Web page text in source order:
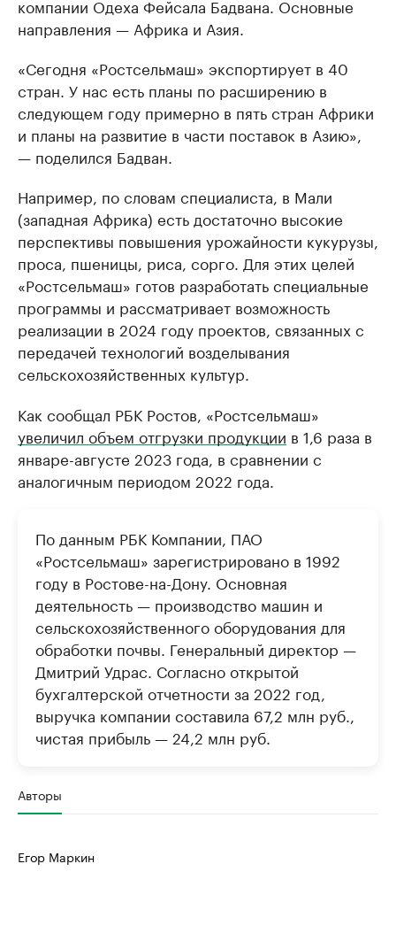
компании Одеха Фейсала Бадвана. Основные
направления — Африка и Азия.
«Сегодня «Ростсельмаш» экспортирует в 40
стран. У нас есть планы по расширению в
следующем году примерно в пять стран Африки
и планы на развитие в части поставок в Азию»,
— поделился Бадван.
Например, по словам специалиста, в Мали
(западная Африка) есть достаточно высокие
перспективы повышения урожайности кукурузы,
проса, пшеницы, риса, сорго. Для этих целей
«Ростсельмаш» готов разработать специальные
программы и рассматривает возможность
реализации в 2024 году проектов, связанных с
передачей технологий возделывания
сельскохозяйственных культур.
Как сообщал РБК Ростов, «Ростсельмаш»
увеличил объем отгрузки продукции в 1,6 раза в
январе-августе 2023 года, в сравнении с
аналогичным периодом 2022 года.
По данным РБК Компании, ПАО
«Ростсельмаш» зарегистрировано в 1992
году в Ростове-на-Дону. Основная
деятельность — производство машин и
сельскохозяйственного оборудования для
обработки почвы. Генеральный директор —
Дмитрий Удрас. Согласно открытой
бухгалтерской отчетности за 2022 год,
выручка компании составила 67,2 млн руб.,
чистая прибыль — 24,2 млн руб.
Авторы
Егор Маркин